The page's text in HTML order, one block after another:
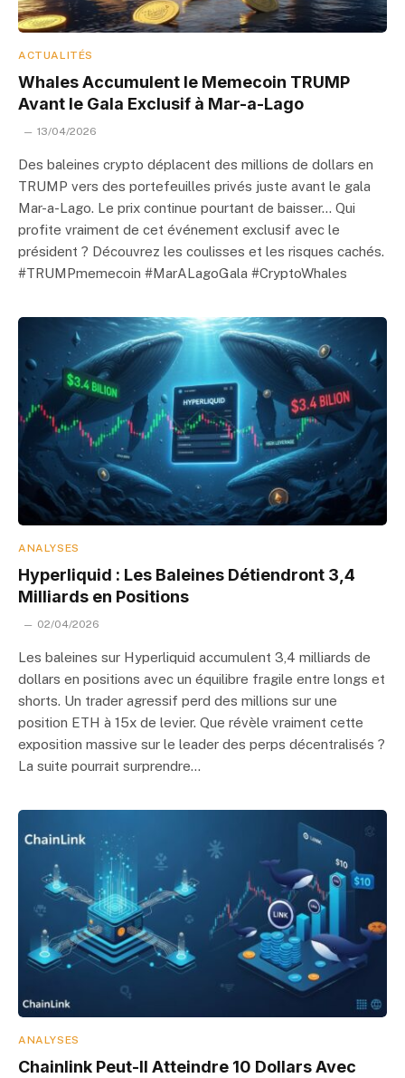
ACTUALITÉS
Whales Accumulent le Memecoin TRUMP
Avant le Gala Exclusif à Mar-a-Lago
13/04/2026
Des baleines crypto déplacent des millions de dollars en
TRUMP vers des portefeuilles privés juste avant le gala
Mar-a-Lago. Le prix continue pourtant de baisser… Qui
profite vraiment de cet événement exclusif avec le
président ? Découvrez les coulisses et les risques cachés.
#TRUMPmemecoin #MarALagoGala #CryptoWhales
ANALYSES
Hyperliquid : Les Baleines Détiendront 3,4
Milliards en Positions
02/04/2026
Les baleines sur Hyperliquid accumulent 3,4 milliards de
dollars en positions avec un équilibre fragile entre longs et
shorts. Un trader agressif perd des millions sur une
position ETH à 15x de levier. Que révèle vraiment cette
exposition massive sur le leader des perps décentralisés ?
La suite pourrait surprendre…
ANALYSES
Chainlink Peut-Il Atteindre 10 Dollars Avec